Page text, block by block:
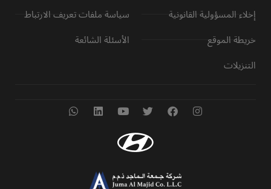
إخلاء المسؤولية القانونية
خريطة الموقع
التنزيلات
سياسة ملفات تعريف الارتباط
الأسئلة الشائعة